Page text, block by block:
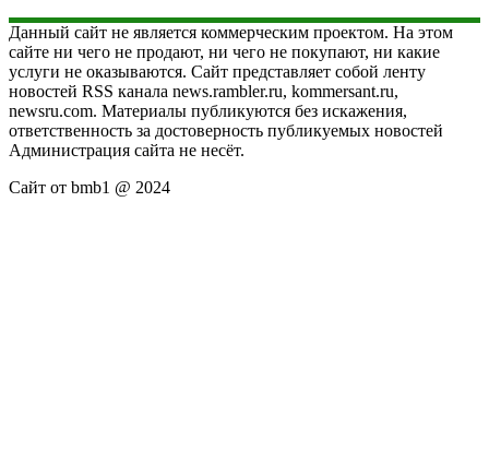
Данный сайт не является коммерческим проектом. На этом
сайте ни чего не продают, ни чего не покупают, ни какие
услуги не оказываются. Сайт представляет собой ленту
новостей RSS канала news.rambler.ru, kommersant.ru,
newsru.com. Материалы публикуются без искажения,
ответственность за достоверность публикуемых новостей
Администрация сайта не несёт.
Сайт от bmb1 @ 2024